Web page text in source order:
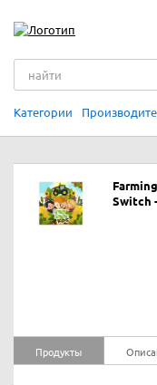
Категории
Switch
Продукты